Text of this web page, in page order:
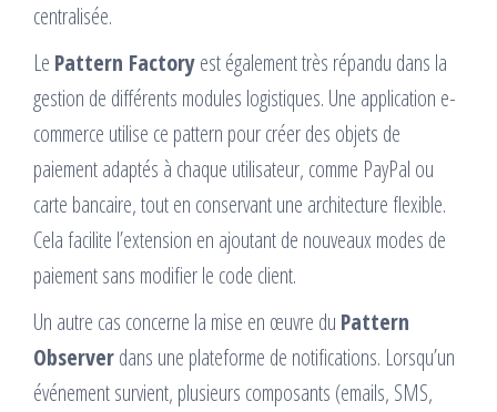
centralisée.
Le Pattern Factoryest également très répandu dans la
gestion de différents modules logistiques. Une application e-
commerce utilise ce pattern pour créer des objets de
paiement adaptés à chaque utilisateur, comme PayPal ou
carte bancaire, tout en conservant une architecture flexible.
Cela facilite l’extension en ajoutant de nouveaux modes de
paiement sans modifier le code client.
Un autre cas concerne la mise en œuvre du Pattern
Observerdans une plateforme de notifications. Lorsqu’un
événement survient, plusieurs composants (emails, SMS,